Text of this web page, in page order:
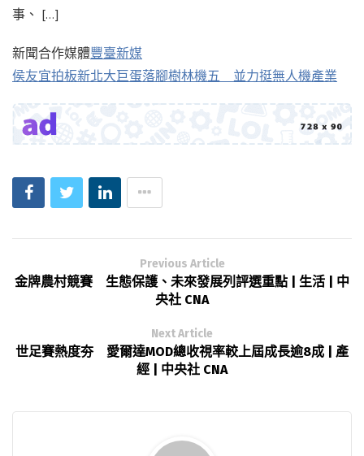
事、 […]
新聞合作媒體豐臺新媒
侯友宜拍板新北大巨蛋落腳樹林機五 並力挺無人機產業
Previous Article
金牌農村競賽 生態保護、未來發展列評選重點 | 生活 | 中
央社 CNA
Next Article
世足賽熱度夯 愛爾達MOD總收視率較上屆成長逾8成 | 產
經 | 中央社 CNA